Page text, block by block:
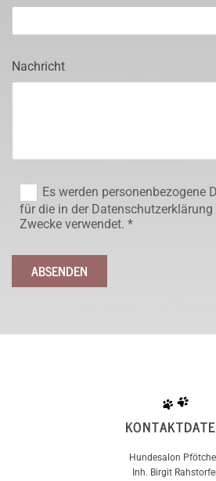
Nachricht
Es werden personenbezogene
für die in der Datenschutzerklärung
Zwecke verwendet. *
Hundesalon
Inh. Birgit